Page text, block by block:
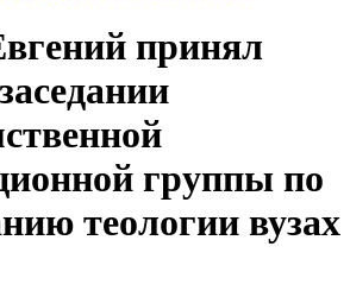
принял
группы по
теологии вузах